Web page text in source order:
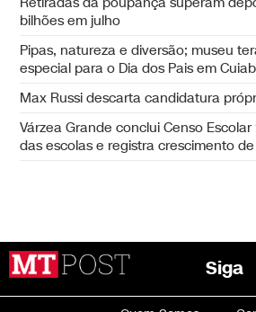
bilhões em julho
Pipas, natureza e diversão; museu
especial para o Dia dos Pais em
Max Russi descarta candidatura
Várzea Grande conclui Censo
das escolas e registra crescimento
Siga